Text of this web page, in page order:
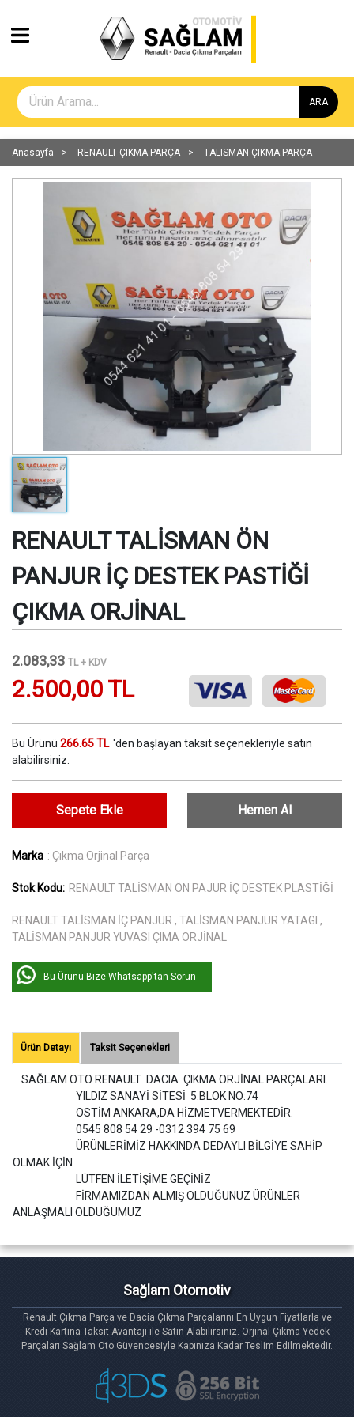
ARA
Anasayfa RENAULT ÇIKMA PARÇA TALISMAN ÇIKMA PARÇA
RENAULT TALİSMAN ÖN
PANJUR İÇ DESTEK PASTİĞİ
ÇIKMA ORJİNAL
2.083,33 TL + KDV
2.500,00 TL
Bu Ürünü 266.65 TL 'den başlayan taksit seçenekleriyle satın
alabilirsiniz.
Sepete Ekle Hemen Al
Marka : Çıkma Orjinal Parça
Stok Kodu: RENAULT TALİSMAN ÖN PAJUR İÇ DESTEK PLASTİĞİ
RENAULT TALİSMAN İÇ PANJUR , TALİSMAN PANJUR YATAGI ,
TALİSMAN PANJUR YUVASI ÇIMA ORJİNAL
Bu Ürünü Bize Whatsapp'tan Sorun
Ürün Detayı Taksit Seçenekleri
SAĞLAM OTO RENAULT DACIA ÇIKMA ORJİNAL PARÇALARI.
YILDIZ SANAYİ SİTESİ 5.BLOK NO:74
OSTİM ANKARA,DA HİZMETVERMEKTEDİR.
0545 808 54 29 -0312 394 75 69
ÜRÜNLERİMİZ HAKKINDA DEDAYLI BİLGİYE SAHİP
OLMAK İÇİN
LÜTFEN İLETİŞİME GEÇİNİZ
FİRMAMIZDAN ALMIŞ OLDUĞUNUZ ÜRÜNLER
ANLAŞMALI OLDUĞUMUZ
Sağlam Otomotiv
Renault Çıkma Parça ve Dacia Çıkma Parçalarını En Uygun Fiyatlarla ve
Kredi Kartına Taksit Avantajı ile Satın Alabilirsiniz. Orjinal Çıkma Yedek
Parçaları Sağlam Oto Güvencesiyle Kapınıza Kadar Teslim Edilmektedir.